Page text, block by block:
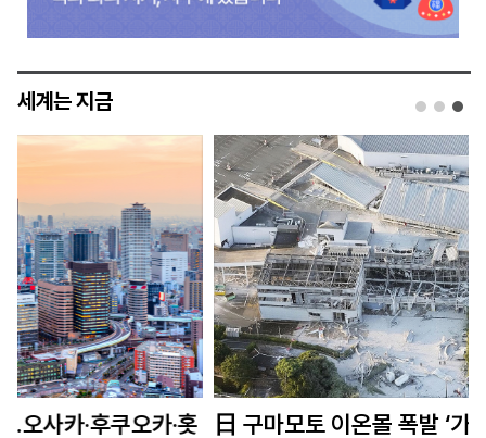
세계는 지금
日 구마모토 이온몰 폭발 ‘가짜 SNS’ 확산…유족